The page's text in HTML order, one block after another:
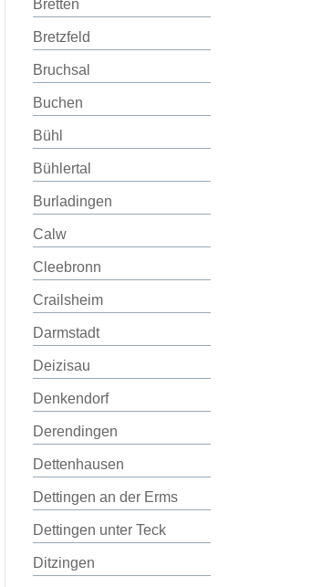
Bretten
Bretzfeld
Bruchsal
Buchen
Bühl
Bühlertal
Burladingen
Calw
Cleebronn
Crailsheim
Darmstadt
Deizisau
Denkendorf
Derendingen
Dettenhausen
Dettingen an der Erms
Dettingen unter Teck
Ditzingen